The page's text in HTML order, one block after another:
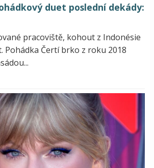
duet poslední dekády:
pracoviště, kohout z Indonésie
Pohádka Čertí brko z roku 2018